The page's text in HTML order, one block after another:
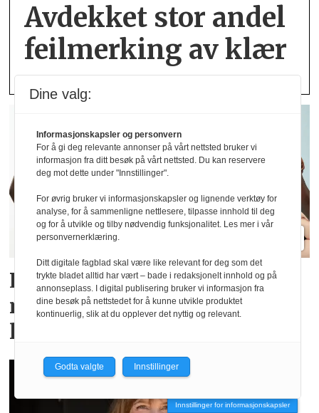
Avdekket stor andel
feil­merking av klær
Lindex og Mammut lanserer
menstruse for en aktiv
livsstil
Innstillinger for informasjonskapsler
Dine valg:
Informasjonskapsler og personvern
For å gi deg relevante annonser på vårt nettsted bruker vi
informasjon fra ditt besøk på vårt nettsted. Du kan reservere
deg mot dette under "Innstillinger".
For øvrig bruker vi informasjonskapsler og lignende verktøy for
analyse, for å sammenligne nettlesere, tilpasse innhold til deg
og for å utvikle og tilby nødvendig funksjonalitet. Les mer i vår
personvernerklæring.
Ditt digitale fagblad skal være like relevant for deg som det
trykte bladet alltid har vært – bade i redaksjonelt innhold og på
annonseplass. I digital publisering bruker vi informasjon fra
dine besøk på nettstedet for å kunne utvikle produktet
kontinuerlig, slik at du opplever det nyttig og relevant.
Godta valgte Innstillinger